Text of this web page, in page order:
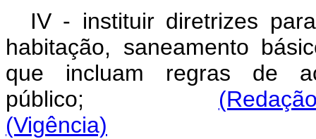
IV - instituir diretrizes
habitação, saneamento
que incluam regras de
público;
(Vigência)